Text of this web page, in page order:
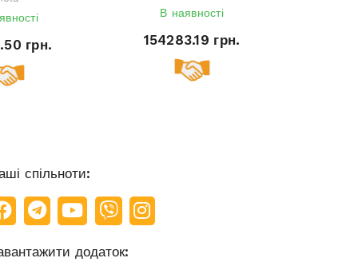
грн.
В наявності
154283.19 грн.
спільноти:
додаток: